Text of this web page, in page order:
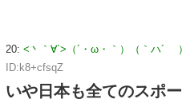
20: <丶｀∀´>（´・ω・｀）（｀ハ´
ID:k8+cfsqZ
いや日本も全てのスポ